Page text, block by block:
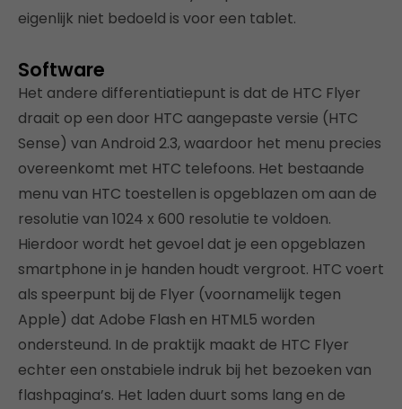
eigenlijk niet bedoeld is voor een tablet.
Software
Het andere differentiatiepunt is dat de HTC Flyer
draait op een door HTC aangepaste versie (HTC
Sense) van Android 2.3, waardoor het menu precies
overeenkomt met HTC telefoons. Het bestaande
menu van HTC toestellen is opgeblazen om aan de
resolutie van 1024 x 600 resolutie te voldoen.
Hierdoor wordt het gevoel dat je een opgeblazen
smartphone in je handen houdt vergroot. HTC voert
als speerpunt bij de Flyer (voornamelijk tegen
Apple) dat Adobe Flash en HTML5 worden
ondersteund. In de praktijk maakt de HTC Flyer
echter een onstabiele indruk bij het bezoeken van
flashpagina’s. Het laden duurt soms lang en de